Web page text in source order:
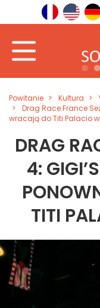
Powitanie Kultura
Drag Race France
wracają do Titi Palacio w
DRAG
4:
TITI